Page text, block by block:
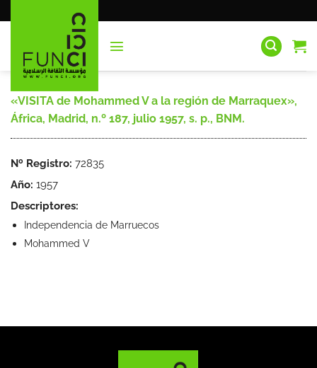
al
«VISITA de Mohammed V a la región de Marraquex»,
África, Madrid, n.º 187, julio 1957, s. p., BNM.
Nº Registro: 72835
Año: 1957
Descriptores:
Independencia de Marruecos
Mohammed V